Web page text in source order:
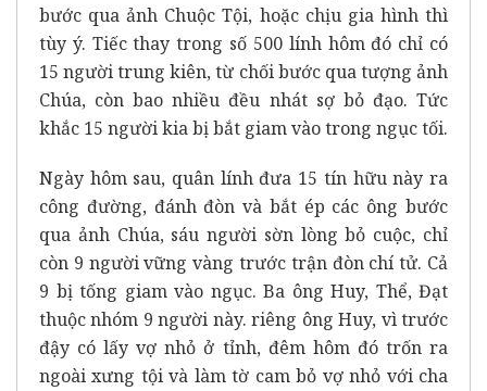
bước qua ảnh Chuộc Tội, hoặc chịu gia hình thì
tùy ý. Tiếc thay trong số 500 lính hôm đó chỉ có
15 người trung kiên, từ chối bước qua tượng ảnh
Chúa, còn bao nhiều đều nhát sợ bỏ đạo. Tức
khắc 15 người kia bị bắt giam vào trong ngục tối.
Ngày hôm sau, quân lính đưa 15 tín hữu này ra
công đường, đánh đòn và bắt ép các ông bước
qua ảnh Chúa, sáu người sờn lòng bỏ cuộc, chỉ
còn 9 người vững vàng trước trận đòn chí tử. Cả
9 bị tống giam vào ngục. Ba ông Huy, Thể, Đạt
thuộc nhóm 9 người này. riêng ông Huy, vì trước
đậy có lấy vợ nhỏ ở tỉnh, đêm hôm đó trốn ra
ngoài xưng tội và làm tờ cam bỏ vợ nhỏ với cha